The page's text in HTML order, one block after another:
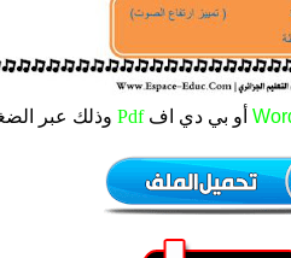
أو بي دي افPdf وذلك عبر